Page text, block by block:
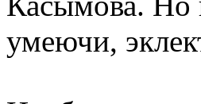
умеючи,